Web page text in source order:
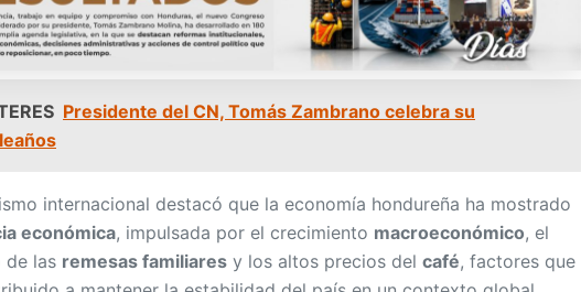
Presidente del CN, Tomás Zambrano celebra su
internacional destacó que la economía hondureña ha mostrado
económica, impulsada por el crecimiento macroeconómico, el
de las remesas familiares y los altos precios del café, factores que